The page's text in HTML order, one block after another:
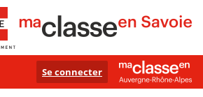
Se connecter